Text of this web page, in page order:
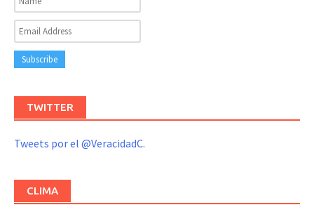
TWITTER
Tweets por el @VeracidadC.
CLIMA